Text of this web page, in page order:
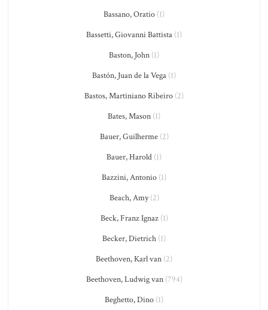
Bassano, Oratio (1)
Bassetti, Giovanni Battista (1)
Baston, John (1)
Bastón, Juan de la Vega (1)
Bastos, Martiniano Ribeiro (2)
Bates, Mason (1)
Bauer, Guilherme(2)
Bauer, Harold (1)
Bazzini, Antonio (1)
Beach, Amy(2)
Beck, Franz Ignaz(1)
Becker, Dietrich (1)
Beethoven, Karl van (2)
Beethoven, Ludwig van(794)
Beghetto, Dino (1)